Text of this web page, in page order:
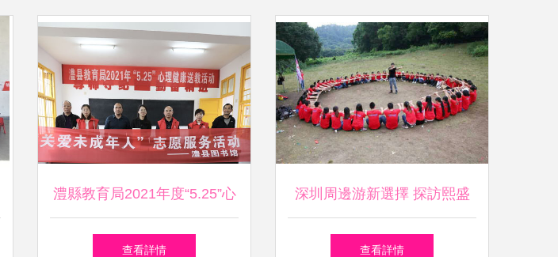
活動組織策劃服務能力
澧縣教育局2021年度“5.25”心
理健康節大型心理援助活動組
查看詳情
深圳周邊游新選擇 探訪熙盛
科技九龍生態園，盡享一站式
查看詳情